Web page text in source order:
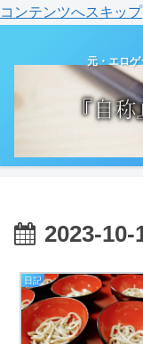
コンテンツへスキップ
元・エロゲ
2023-10-
日記